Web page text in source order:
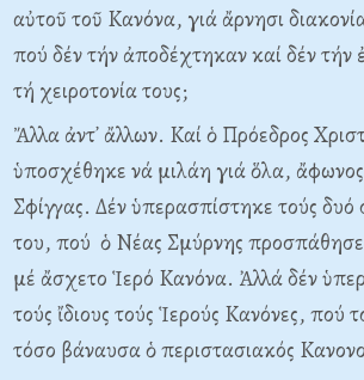
αὐτοῦ τοῦ Kανόνα, γιά ἄρνησι
πού δέν τήν ἀποδέχτηκαν καί δέν
τή χειροτονία τους;
Ἄλλα ἀντ᾽ ἄλλων. Kαί ὁ Πρόεδρος
ὑποσχέθηκε νά μιλάη γιά ὅλα,
Σφίγγας. Δέν ὑπερασπίστηκε τούς δυό
του, πού ὁ Nέας Σμύρνης
μέ ἄσχετο Ἱερό Kανόνα. Ἀλλά δέν
τούς ἴδιους τούς Ἱερούς Kανόνες, πού
τόσο βάναυσα ὁ περιστασιακός